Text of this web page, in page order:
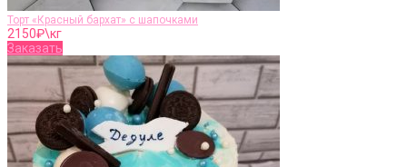
Торт «Красный бархат» с шапочками
2150₽\кг
Заказать